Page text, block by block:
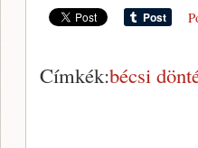
Címkék:bécsi